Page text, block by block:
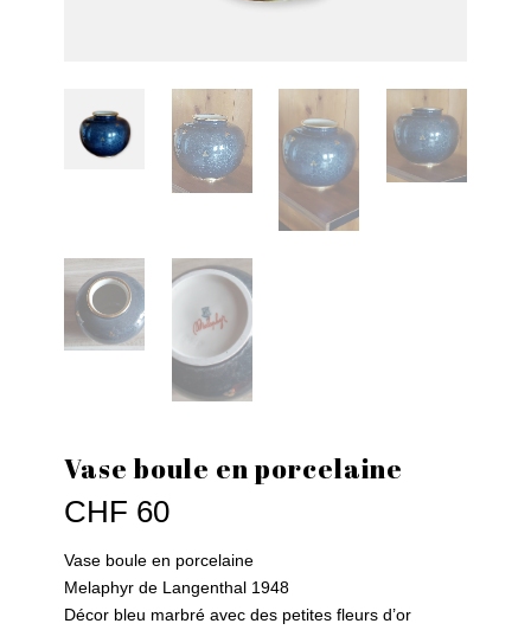
Vase boule en porcelaine
CHF 60
Vase boule en porcelaine
Melaphyr de Langenthal 1948
Décor bleu marbré avec des petites fleurs d’or